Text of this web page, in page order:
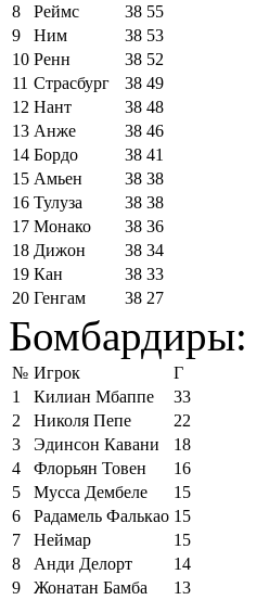
8
Реймс 38 55
9
Ним 38 53
10 Ренн 38 52
11 Страсбург 38 49
12 Нант 38 48
13 Анже 38 46
14 Бордо 38 41
15 Амьен 38 38
16 Тулуза 38 38
17 Монако 38 36
18 Дижон 38 34
19 Кан 38 33
20 Генгам 38 27
Бомбардиры:
№ Игрок
Г
1
Килиан Мбаппе
33
2
Николя Пепе
22
3
Эдинсон Кавани
18
4
Флорьян Товен
16
5
Мусса Дембеле
15
6
Радамель Фалькао 15
7
Неймар
15
8
Анди Делорт
14
9
Жонатан Бамба
13